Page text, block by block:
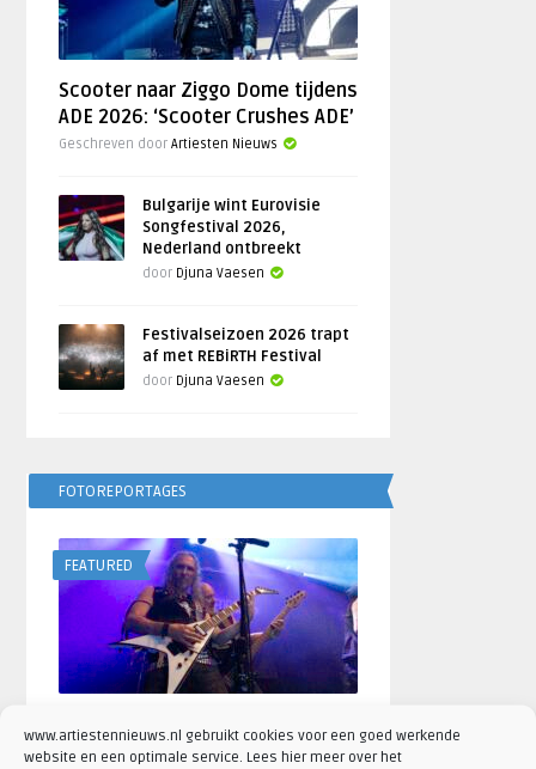
www.artiestennieuws.nl gebruikt cookies voor een goed werkende
website en een optimale service. Lees hier meer over het
Scooter naar Ziggo Dome tijdens
ADE 2026: ‘Scooter Crushes ADE’
Geschreven doorArtiesten Nieuws
Bulgarije wint Eurovisie
Songfestival 2026,
Nederland ontbreekt
door Djuna Vaesen
Festivalseizoen 2026 trapt
af met REBiRTH Festival
door Djuna Vaesen
FOTOREPORTAGES
FEATURED
Fotoreportage Brainstorm
festival 2024